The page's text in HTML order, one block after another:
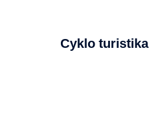
Cyklo turistika